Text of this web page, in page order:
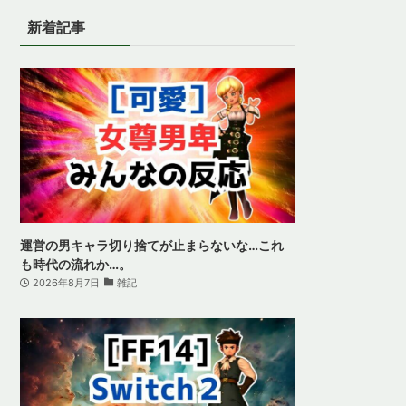
新着記事
運営の男キャラ切り捨てが止まらないな…これ
も時代の流れか…。
2026年8月7日 雑記